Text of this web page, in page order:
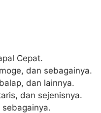
Cepat.
dan sebagainya.
dan lainnya.
dan sejenisnya.